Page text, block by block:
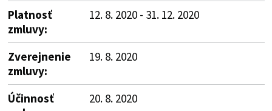
Platnosť
zmluvy:
12. 8. 2020 - 31. 12. 2020
Zverejnenie
zmluvy:
19. 8. 2020
Účinnosť
20. 8. 2020